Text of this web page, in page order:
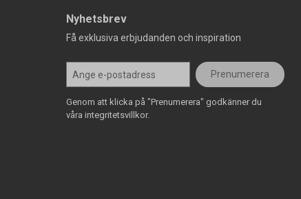
Nyhetsbrev
Få exklusiva erbjudanden och inspiration
Prenumerera
Genom att klicka på "Prenumerera" godkänner du
våra integritetsvillkor.